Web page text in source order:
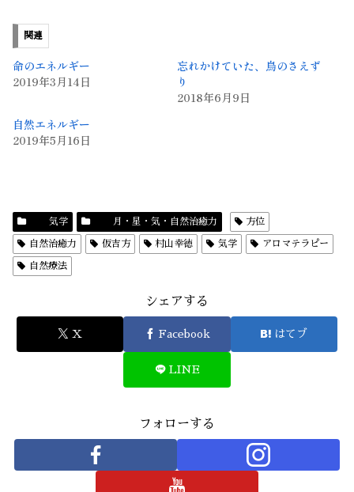
関連
命のエネルギー
2019年3月14日
忘れかけていた、鳥のさえず
り
2018年6月9日
自然エネルギー
2019年5月16日
気学 月・星・気・自然治癒力 方位
自然治癒力 仮吉方 村山幸徳 気学 アロマテラピー
自然療法
シェアする
X Facebook はてブ
LINE
フォローする